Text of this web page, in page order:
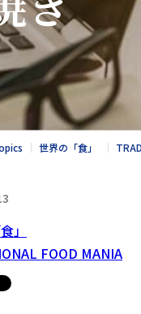
グ
グ
リー
用エントリー
世界の「食」
」
FOOD MANIA